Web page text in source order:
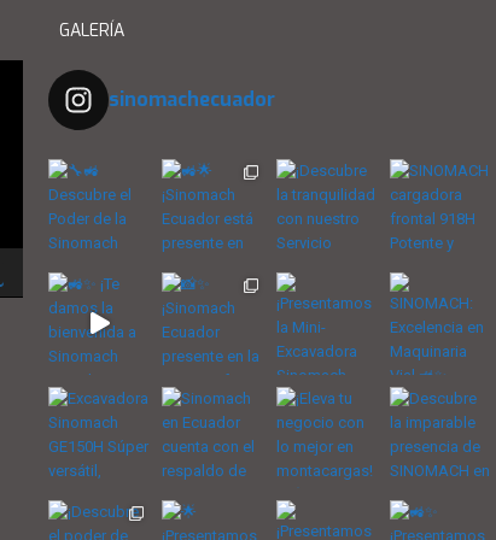
GALERÍA
sinomachecuador